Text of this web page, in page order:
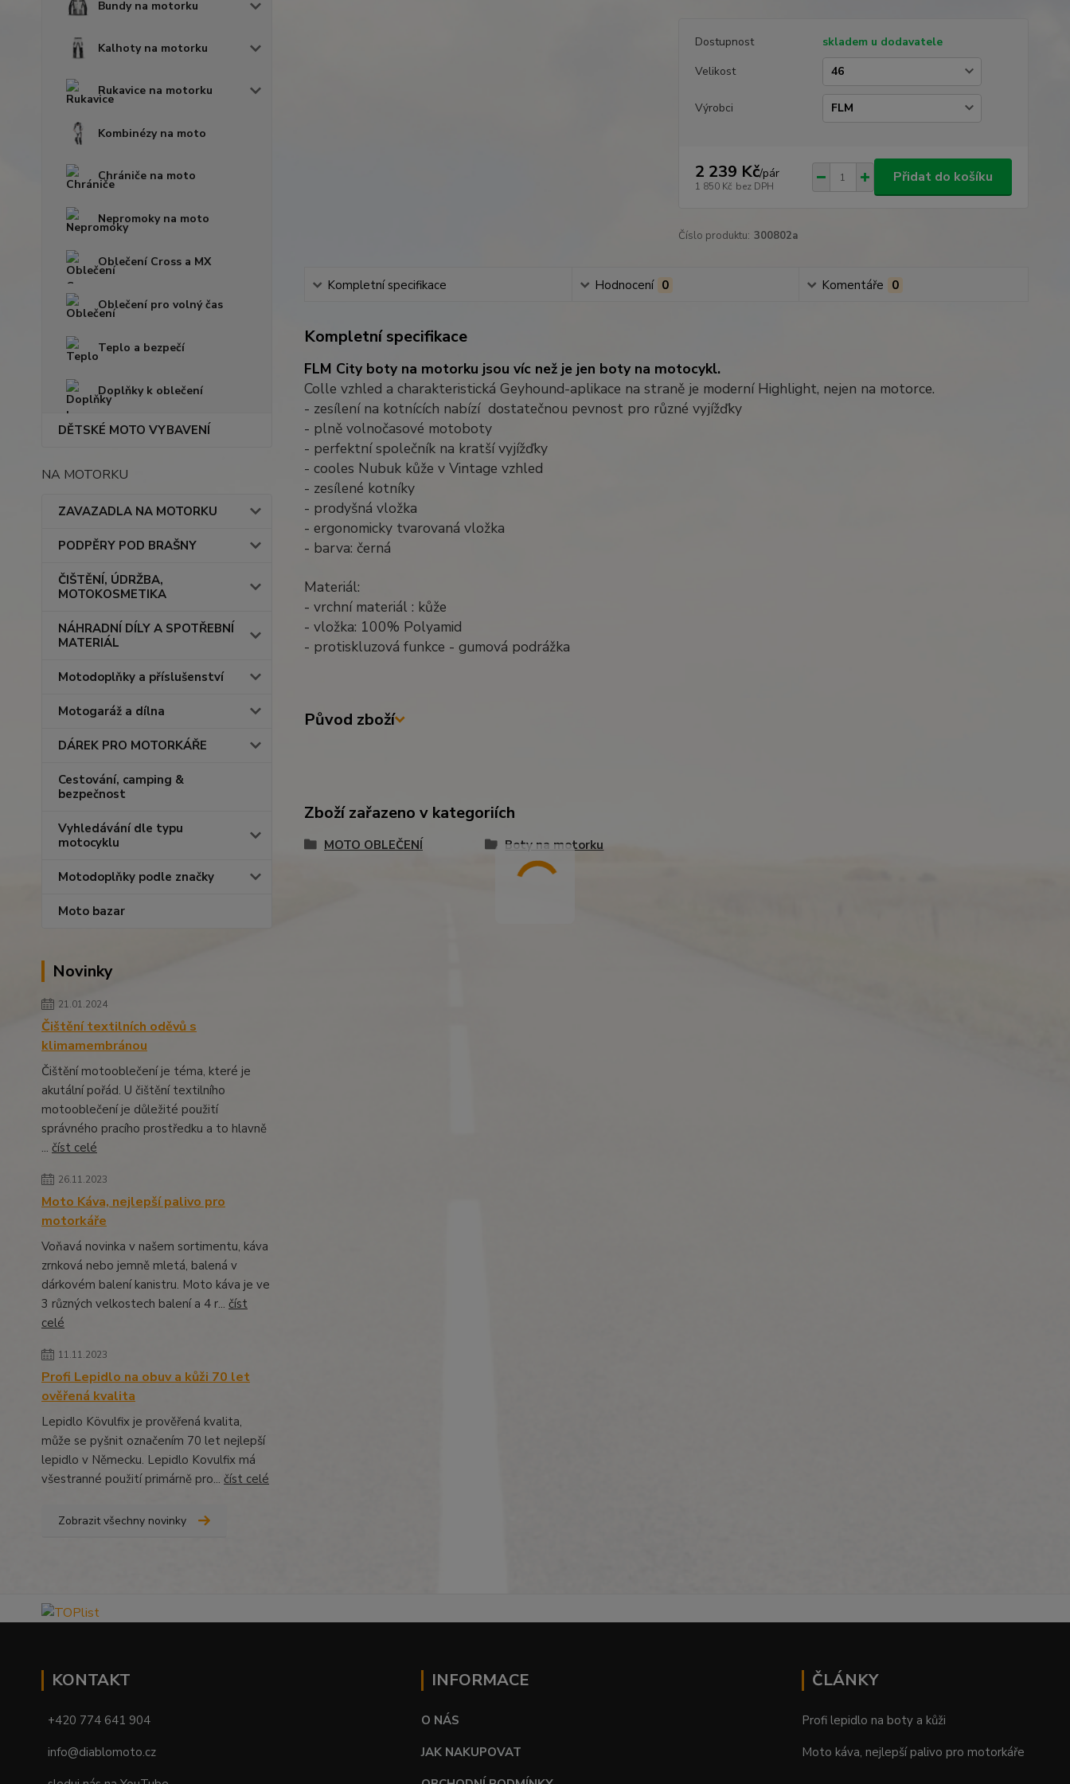
Bundy na motorku
Kalhoty na motorku
Rukavice na motorku
Kombinézy na moto
Chrániče na moto
Nepromoky na moto
Oblečení Cross a MX
Oblečení pro volný čas
Teplo a bezpečí
Doplňky k oblečení
DĚTSKÉ MOTO VYBAVENÍ
NA MOTORKU
ZAVAZADLA NA MOTORKU
PODPĚRY POD BRAŠNY
ČIŠTĚNÍ, ÚDRŽBA,
MOTOKOSMETIKA
NÁHRADNÍ DÍLY A SPOTŘEBNÍ
MATERIÁL
Motodoplňky a příslušenství
Motogaráž a dílna
DÁREK PRO MOTORKÁŘE
Cestování, camping &
bezpečnost
Vyhledávání dle typu
motocyklu
Motodoplňky podle značky
Moto bazar
Novinky
21.01.2024
Čištění textilních oděvů s
klimamembránou
Čištění motooblečení je téma, které je
akutální pořád. U čištění textilního
motooblečení je důležité použití
správného pracího prostředku a to hlavně
... číst celé
26.11.2023
Moto Káva, nejlepší palivo pro
motorkáře
Voňavá novinka v našem sortimentu, káva
zrnková nebo jemně mletá, balená v
dárkovém balení kanistru. Moto káva je ve
3 různých velkostech balení a 4 r... číst
celé
11.11.2023
Profi Lepidlo na obuv a kůži 70 let
ověřená kvalita
Lepidlo Kövulfix je prověřená kvalita,
může se pyšnit označením 70 let nejlepší
lepidlo v Německu. Lepidlo Kovulfix má
všestranné použití primárně pro... číst celé
Zobrazit všechny novinky
Dostupnost
skladem u dodavatele
Velikost
Výrobci
2 239 Kč/pár
1 850 Kč bez DPH
Přidat do košíku
Číslo produktu: 300802a
Kompletní specifikace Hodnocení 0 Komentáře 0
Kompletní specifikace
FLM City boty na motorku jsou víc než je jen boty na motocykl.
Colle vzhled a charakteristická Geyhound-aplikace na straně je moderní Highlight, nejen na motorce.
- zesílení na kotnících nabízí dostatečnou pevnost pro různé vyjížďky
- plně volnočasové motoboty
- perfektní společník na kratší vyjížďky
- cooles Nubuk kůže v Vintage vzhled
- zesílené kotníky
- prodyšná vložka
- ergonomicky tvarovaná vložka
- barva: černá
Materiál:
- vrchní materiál : kůže
- vložka: 100% Polyamid
- protiskluzová funkce - gumová podrážka
Původ zboží
Zboží zařazeno v kategoriích
MOTO OBLEČENÍ Boty na motorku
KONTAKT
+420 774 641 904
info@diablomoto.cz
INFORMACE
O NÁS
JAK NAKUPOVAT
ČLÁNKY
Profi lepidlo na boty a kůži
Moto káva, nejlepší palivo pro motorkáře